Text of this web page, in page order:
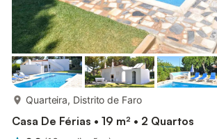
Quarteira, Distrito de Faro
Casa De Férias • 19 m² • 2 Quartos